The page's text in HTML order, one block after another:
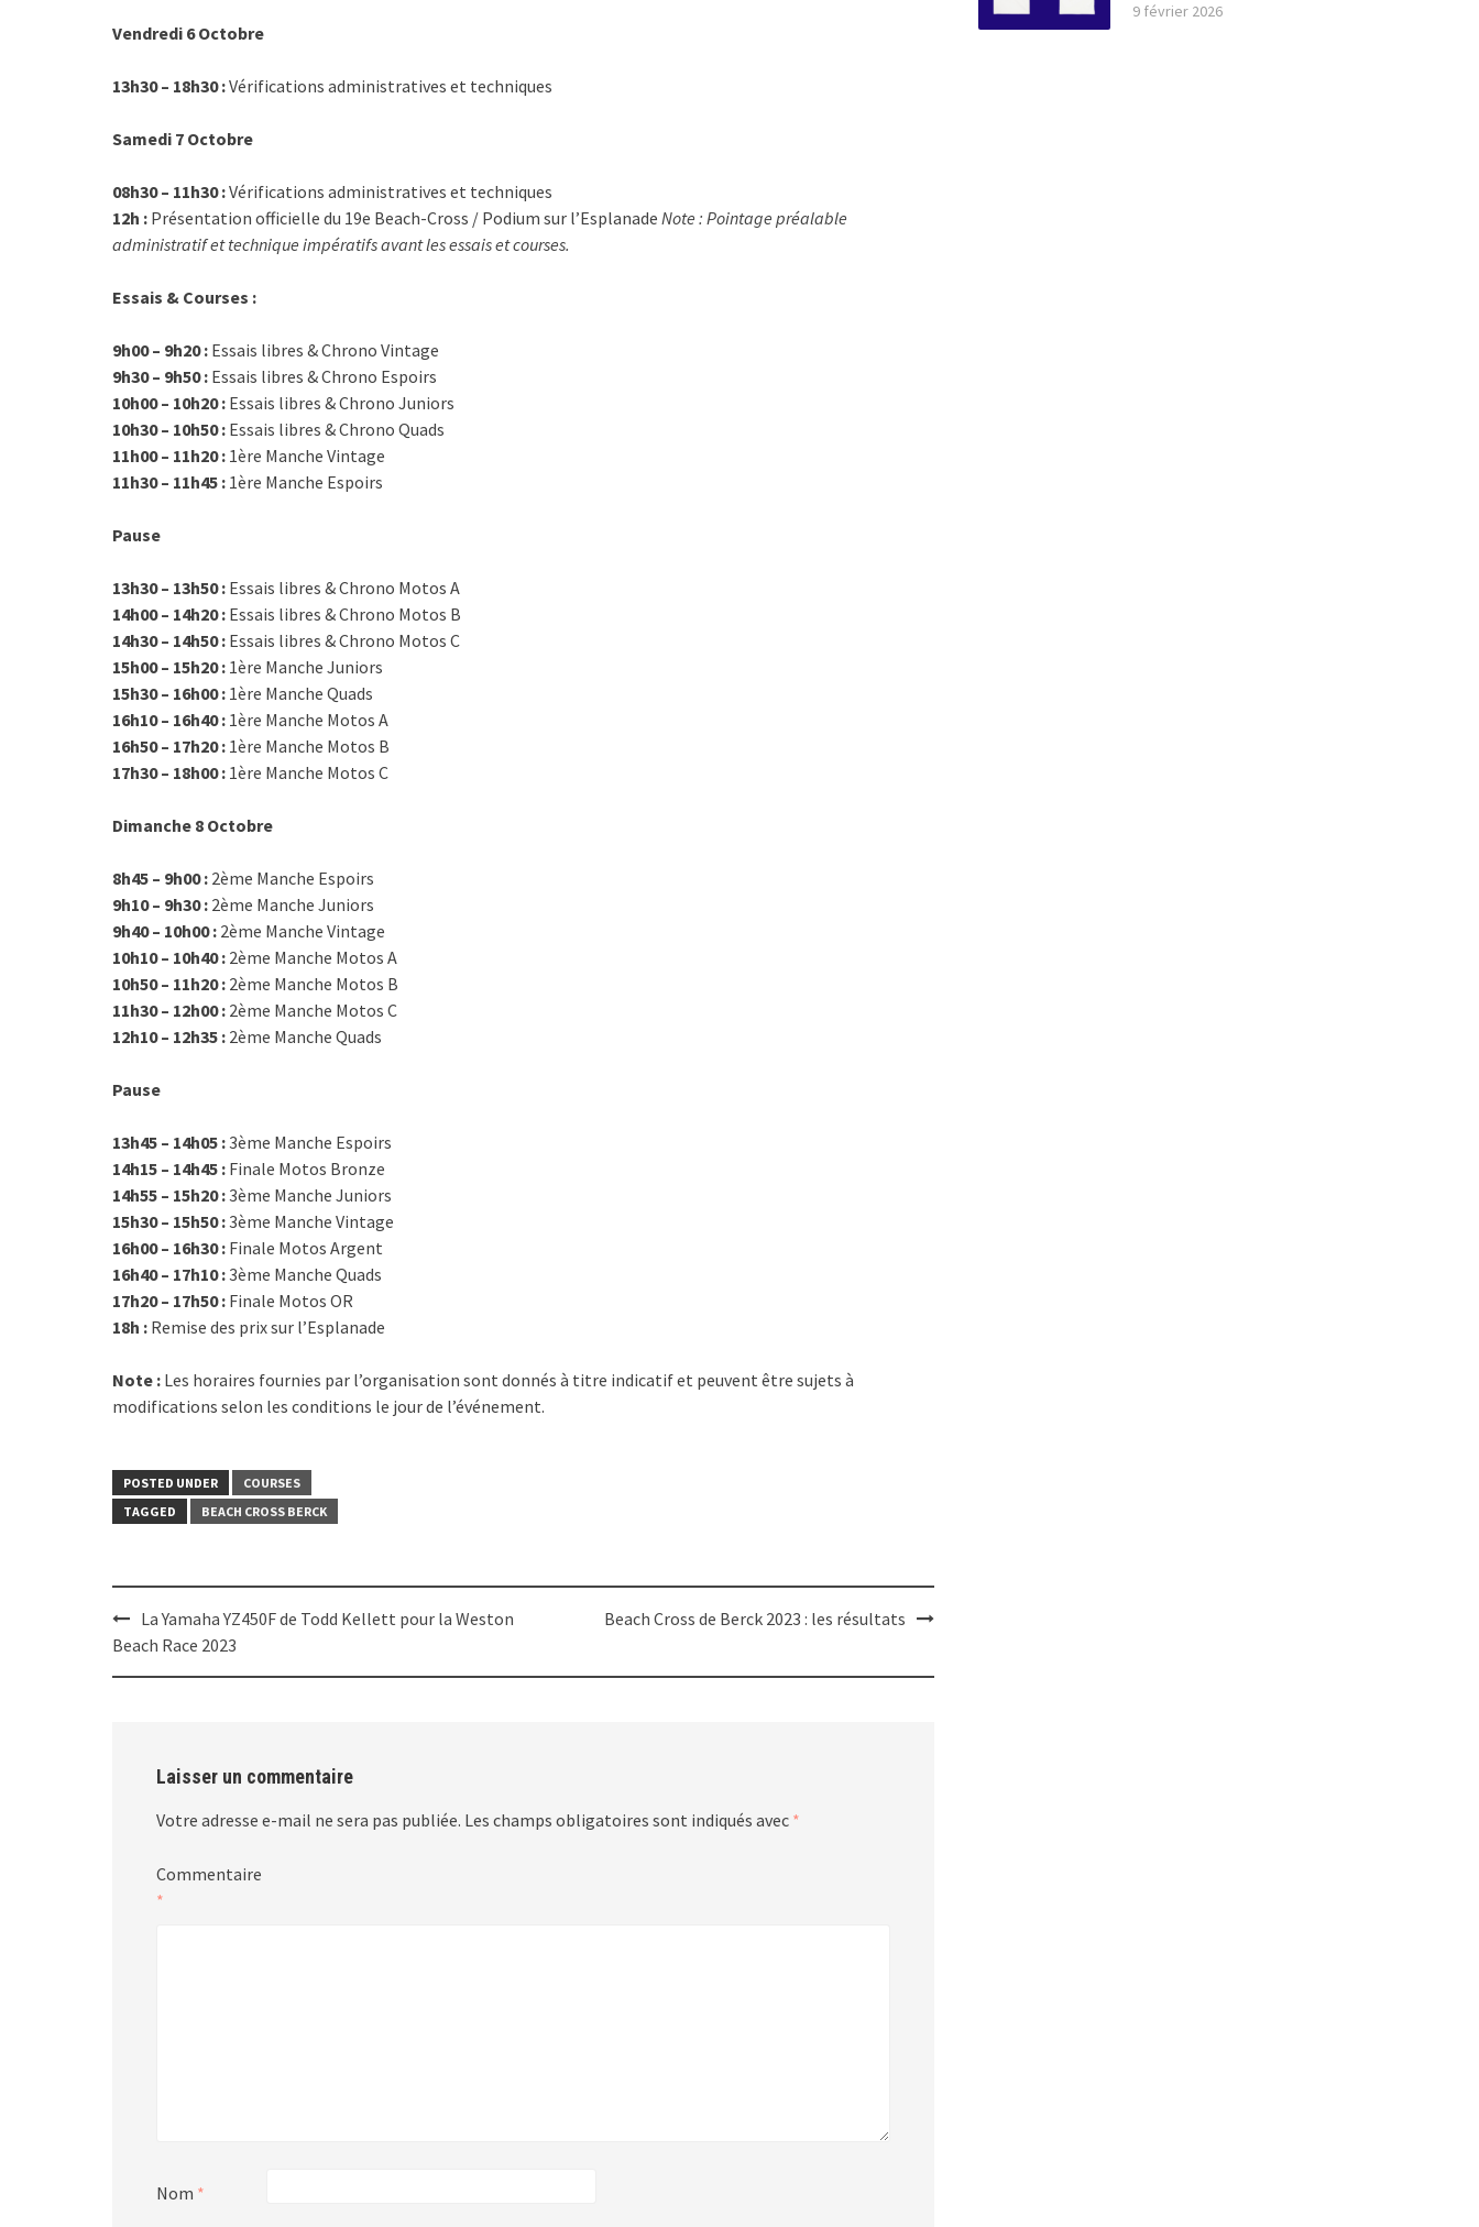
Vendredi 6 Octobre
13h30 – 18h30 :Vérifications administratives et techniques
Samedi 7 Octobre
08h30 – 11h30 :Vérifications administratives et techniques
12h : Présentation officielle du 19e Beach-Cross / Podium sur l’Esplanade Note : Pointage préalable
administratif et technique impératifs avant les essais et courses.
Essais & Courses :
9h00 – 9h20 : Essais libres & Chrono Vintage
9h30 – 9h50 : Essais libres & Chrono Espoirs
10h00 – 10h20 : Essais libres & Chrono Juniors
10h30 – 10h50 : Essais libres & Chrono Quads
11h00 – 11h20 : 1ère Manche Vintage
11h30 – 11h45 : 1ère Manche Espoirs
Pause
13h30 – 13h50 : Essais libres & Chrono Motos A
14h00 – 14h20 : Essais libres & Chrono Motos B
14h30 – 14h50 : Essais libres & Chrono Motos C
15h00 – 15h20 : 1ère Manche Juniors
15h30 – 16h00 : 1ère Manche Quads
16h10 – 16h40 : 1ère Manche Motos A
16h50 – 17h20 : 1ère Manche Motos B
17h30 – 18h00 : 1ère Manche Motos C
Dimanche 8 Octobre
8h45 – 9h00 : 2ème Manche Espoirs
9h10 – 9h30 : 2ème Manche Juniors
9h40 – 10h00 : 2ème Manche Vintage
10h10 – 10h40 : 2ème Manche Motos A
10h50 – 11h20 : 2ème Manche Motos B
11h30 – 12h00 : 2ème Manche Motos C
12h10 – 12h35 : 2ème Manche Quads
Pause
13h45 – 14h05 :3ème Manche Espoirs
14h15 – 14h45 : Finale Motos Bronze
14h55 – 15h20 :3ème Manche Juniors
15h30 – 15h50 :3ème Manche Vintage
16h00 – 16h30 : Finale Motos Argent
16h40 – 17h10 :3ème Manche Quads
17h20 – 17h50 : Finale Motos OR
18h : Remise des prix sur l’Esplanade
Note : Les horaires fournies par l’organisation sont donnés à titre indicatif et peuvent être sujets à
modifications selon les conditions le jour de l’événement.
POSTED UNDER
COURSES
TAGGED
BEACH CROSS BERCK
Post
navigation
La Yamaha YZ450F de Todd Kellett pour la Weston
Beach Race 2023
Beach Cross de Berck 2023 : les résultats
Laisser un commentaire
Votre adresse e-mail ne sera pas publiée. Les champs obligatoires sont indiqués avec *
Commentaire
*
Nom *
9 février 2026